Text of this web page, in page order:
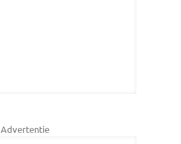
Advertentie